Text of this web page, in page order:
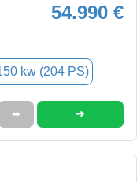
54.990 €
kw (204 PS)
➦ ➜